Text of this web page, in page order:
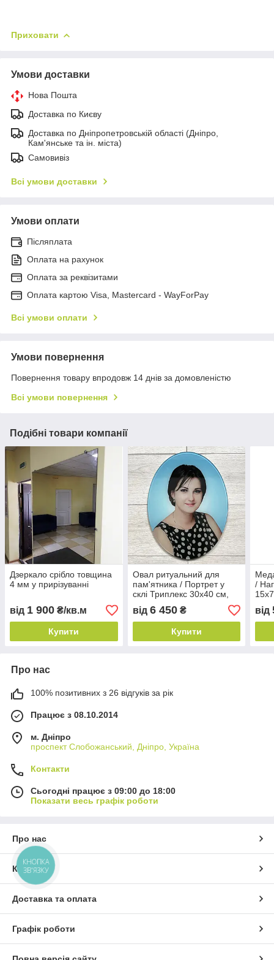
Приховати
Умови доставки
Нова Пошта
Доставка по Києву
Доставка по Дніпропетровській області (Дніпро,
Кам'янське та ін. міста)
Самовивіз
Всі умови доставки
Умови оплати
Післяплата
Оплата на рахунок
Оплата за реквізитами
Оплата картою Visa, Mastercard - WayForPay
Всі умови оплати
Умови повернення
Повернення товару впродовж 14 днів за домовленістю
Всі умови повернення
Подібні товари компанії
Дзеркало срібло товщина
4 мм у прирізуванні
від 1 900 ₴/кв.м
Купити
Овал ритуальний для
пам'ятника / Портрет у
склі Триплекс 30х40 см,
від 6 450₴
Купити
/
від
Про нас
100% позитивних з 26 відгуків за рік
Працює з 08.10.2014
м. Дніпро
проспект Слобожанський, Дніпро, Україна
Контакти
Сьогодні працює з 09:00 до 18:00
Показати весь графік роботи
Про нас
Контакти
Доставка та оплата
Графік роботи
КНОПКА
ЗВ'ЯЗКУ